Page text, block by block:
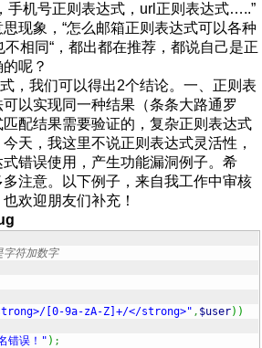
手机号正则表达式，url正则表达式…..”
思现象，“怎么邮箱正则表达式可以各种
相同“，都出都在推荐，都说自己是正
呢？
，我们可以得出2个结论。一、正则表
以实现同一种结果（条条大路通罗
配结果需要验证的，复杂正则表达式
天，我这里不说正则表达式灵活性，
错误使用，产生功能漏洞例子。希
注意。以下例子，来自我工作中审核
欢迎朋友们补充！
符加数字
[0-9a-zA-Z]+/</strong>" , $user) )
错误！" ) ;